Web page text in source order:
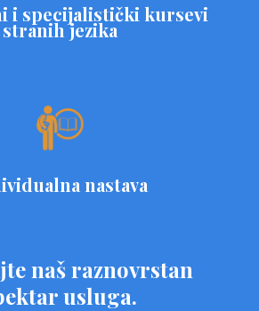
i specijalistički kursevi
stranih jezika
nastava
naš raznovrstan
usluga.